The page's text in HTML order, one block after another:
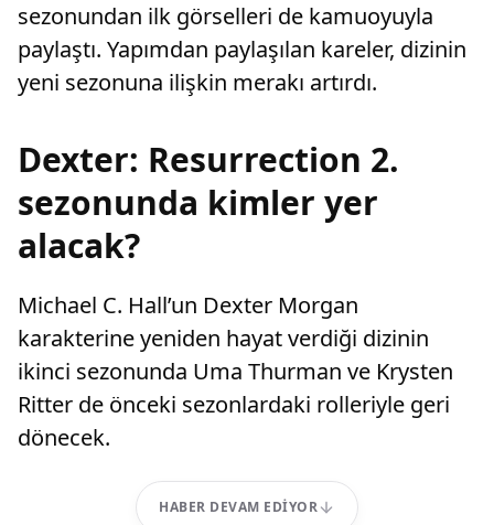
sezonundan ilk görselleri de kamuoyuyla
paylaştı. Yapımdan paylaşılan kareler, dizinin
yeni sezonuna ilişkin merakı artırdı.
Dexter: Resurrection 2.
sezonunda kimler yer
alacak?
Michael C. Hall’un Dexter Morgan
karakterine yeniden hayat verdiği dizinin
ikinci sezonunda Uma Thurman ve Krysten
Ritter de önceki sezonlardaki rolleriyle geri
dönecek.
HABER DEVAM EDIYOR